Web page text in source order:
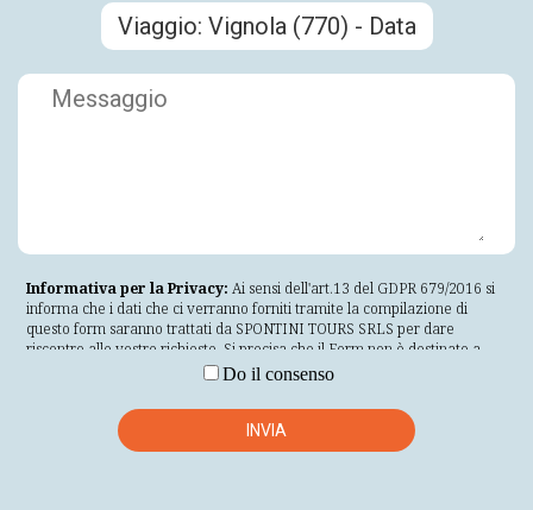
Informativa per la Privacy: Ai sensi dell'art.13 del GDPR 679/2016 si
informa che i dati che ci verranno forniti tramite la compilazione di
questo form saranno trattati da SPONTINI TOURS SRLS per dare
riscontro alle vostre richieste. Si precisa che il Form non è destinato a
visitatori di età inferiore a 16 anni o che non siano maggiorenni nella loro
specificati, non inserire i propri dati personali nel Form. La informiamo
inoltre che i dati personali a Lei riferibili saranno trattati nel rispetto
delle modalità indicate nell'art.5 del GDPR 679/2016 il quale prevede
Do il consenso
INVIA